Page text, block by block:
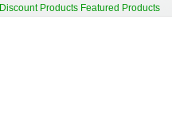
Discount Products Featured Products